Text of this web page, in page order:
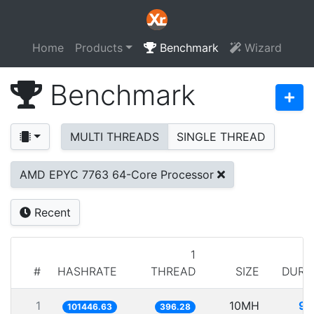
Home Products Benchmark Wizard
Benchmark
MULTI THREADS SINGLE THREAD
AMD EPYC 7763 64-Core Processor
Recent
# HASHRATE
1
THREAD
SIZE
1 101446.63 396.28 10MH